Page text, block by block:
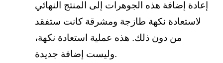
إعادة إضافة هذه الجوهرات إلى المنتج النهائي
لاستعادة نكهة طازجة ومشرقة كانت ستفقد
من دون ذلك. هذه عملية استعادة نكهة،
وليست إضافة جديدة.